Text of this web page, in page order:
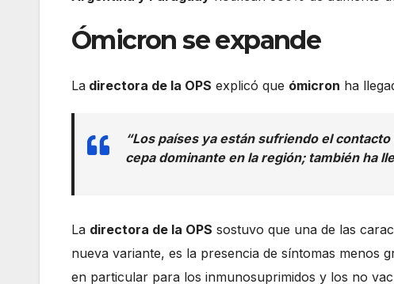
Ómicron se expande
La directora de la OPS explicó que ómicron ha
“Los países ya están sufriendo el
cepa dominante en la región; también ha
La directora de la OPS sostuvo que una de las
nueva variante, es la presencia de síntomas menos
en particular para los inmunosuprimidos y los no